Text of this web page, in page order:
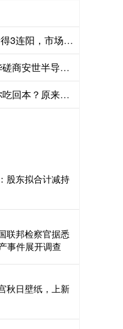
惠红网 收盘丨沪指涨0.36%录得3连阳，市场逾4400股上涨
掌心策略 荷方代表是否已来华磋商安世半导体问题？商务部回应
景盛网配资 为啥自助餐不怕你吃回本？原来中了老板的“套路”，难怪一吃就饱
股东拟合计减持
联邦检察官据悉
事件展开调查
秋日壁纸，上新